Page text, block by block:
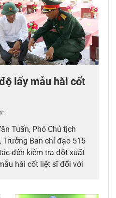
lấy mẫu hài cốt
Tuấn, Phó Chủ tịch
Trưởng Ban chỉ đạo 515
đến kiểm tra đột xuất
hài cốt liệt sĩ đối với